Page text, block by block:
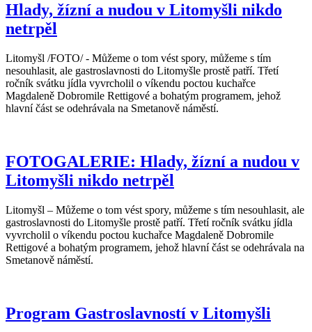
Hlady, žízní a nudou v Litomyšli nikdo
netrpěl
Litomyšl /FOTO/ - Můžeme o tom vést spory, můžeme s tím
nesouhlasit, ale gastroslavnosti do Litomyšle prostě patří. Třetí
ročník svátku jídla vyvrcholil o víkendu poctou kuchařce
Magdaleně Dobromile Rettigové a bohatým programem, jehož
hlavní část se odehrávala na Smetanově náměstí.
FOTOGALERIE: Hlady, žízní a nudou v
Litomyšli nikdo netrpěl
Litomyšl – Můžeme o tom vést spory, můžeme s tím nesouhlasit, ale
gastroslavnosti do Litomyšle prostě patří. Třetí ročník svátku jídla
vyvrcholil o víkendu poctou kuchařce Magdaleně Dobromile
Rettigové a bohatým programem, jehož hlavní část se odehrávala na
Smetanově náměstí.
Program Gastroslavností v Litomyšli